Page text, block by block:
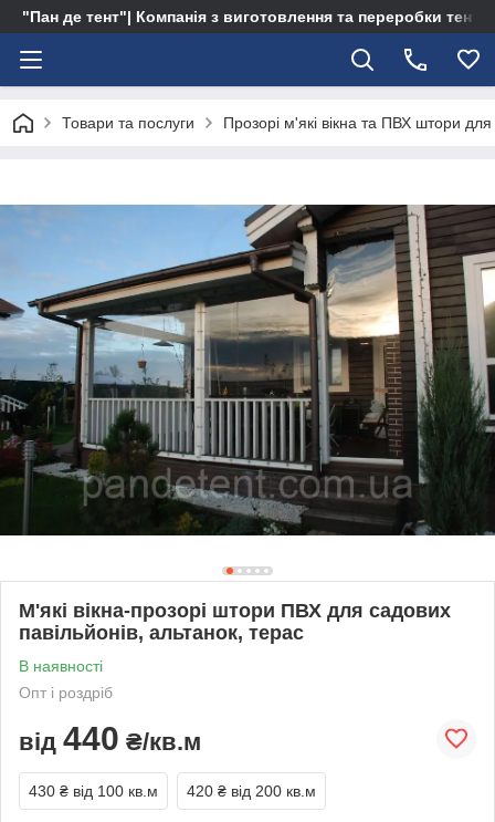
"Пан де тент"| Компанія з виготовлення та переробки тентів
Товари та послуги Прозорі м'які вікна та ПВХ штори
М'які вікна-прозорі штори ПВХ для садових
павільйонів, альтанок, терас
В наявності
Опт і роздріб
від 440 ₴/кв.м
430 ₴ від 100 кв.м 420 ₴ від 200 кв.м